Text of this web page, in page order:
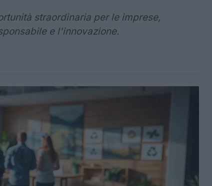
straordinaria per le imprese,
e l'innovazione.